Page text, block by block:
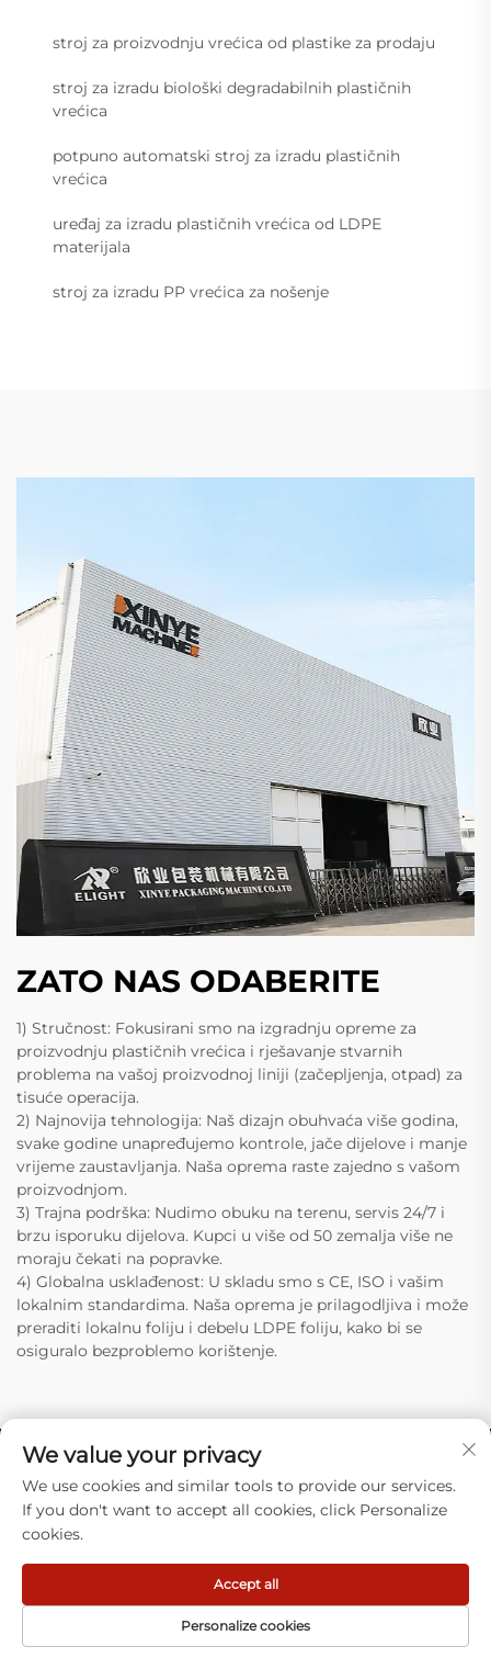
stroj za proizvodnju vrećica od plastike za prodaju
stroj za izradu biološki degradabilnih plastičnih
vrećica
potpuno automatski stroj za izradu plastičnih
vrećica
uređaj za izradu plastičnih vrećica od LDPE
materijala
stroj za izradu PP vrećica za nošenje
ZATO NAS ODABERITE
1) Stručnost: Fokusirani smo na izgradnju opreme za
proizvodnju plastičnih vrećica i rješavanje stvarnih
problema na vašoj proizvodnoj liniji (začepljenja, otpad) za
tisuće operacija.
2) Najnovija tehnologija: Naš dizajn obuhvaća više godina,
svake godine unapređujemo kontrole, jače dijelove i manje
vrijeme zaustavljanja. Naša oprema raste zajedno s vašom
proizvodnjom.
3) Trajna podrška: Nudimo obuku na terenu, servis 24/7 i
brzu isporuku dijelova. Kupci u više od 50 zemalja više ne
moraju čekati na popravke.
4) Globalna usklađenost: U skladu smo s CE, ISO i vašim
lokalnim standardima. Naša oprema je prilagodljiva i može
preraditi lokalnu foliju i debelu LDPE foliju, kako bi se
osiguralo bezproblemo korištenje.
Ruian Xinye Packaging Machine Co., Ltd.
ponudiše visokoproduktivna automatska
pakiralačka rješenja za različite industrije.
We value your privacy
We use cookies and similar tools to provide our services.
If you don't want to accept all cookies, click Personalize
cookies.
Personalize cookies
Accept all